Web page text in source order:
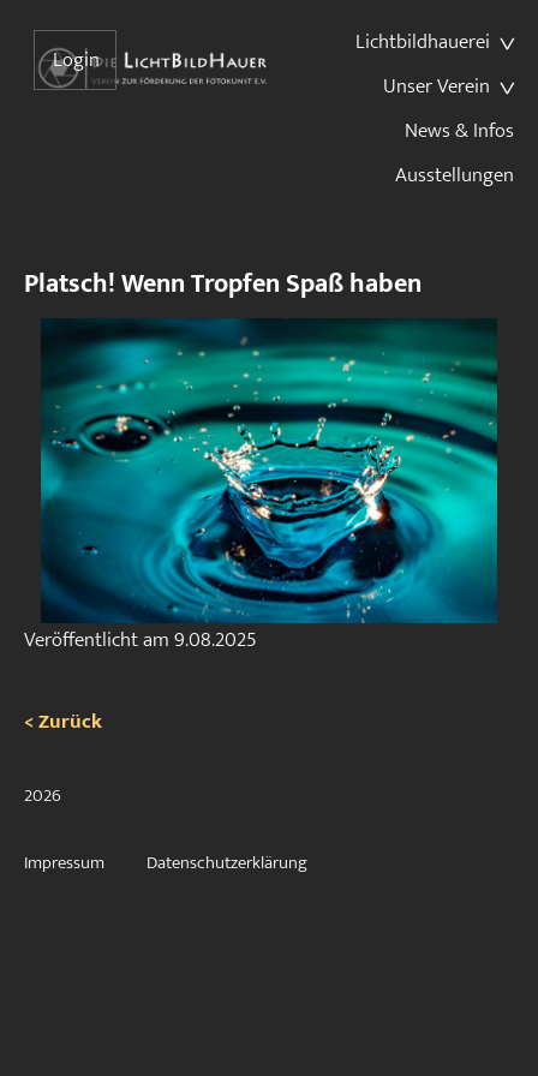
Lichtbildhauerei
Unser Verein
News & Infos
Ausstellungen
Login
Platsch! Wenn Tropfen Spaß haben
Veröffentlicht am9.08.2025
< Zurück
2026
Impressum Datenschutzerklärung